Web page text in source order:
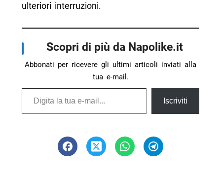
ulteriori interruzioni.
Scopri di più da Napolike.it
Abbonati per ricevere gli ultimi articoli inviati alla
tua e-mail.
Digita la tua e-mail...
Iscriviti